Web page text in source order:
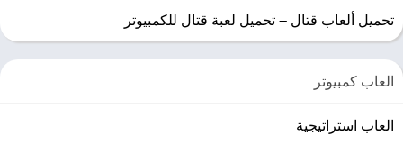
تحميل ألعاب قتال – تحميل لعبة قتال للكمبيوتر
العاب كمبيوتر
العاب استراتيجية